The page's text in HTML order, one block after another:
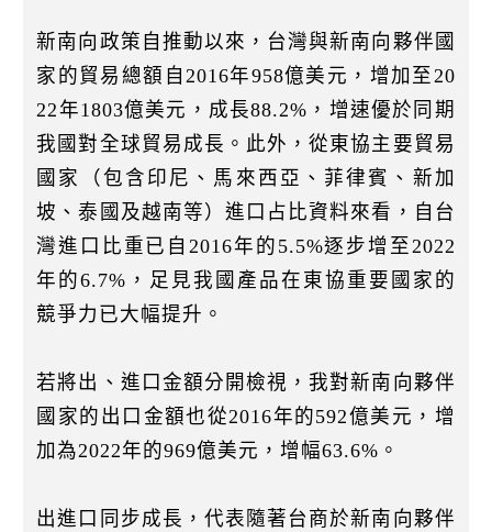
新南向政策自推動以來，台灣與新南向夥伴國
家的貿易總額自2016年958億美元，增加至20
22年1803億美元，成長88.2%，增速優於同期
我國對全球貿易成長。此外，從東協主要貿易
國家（包含印尼、馬來西亞、菲律賓、新加
坡、泰國及越南等）進口占比資料來看，自台
灣進口比重已自2016年的5.5%逐步增至2022
年的6.7%，足見我國產品在東協重要國家的
競爭力已大幅提升。
若將出、進口金額分開檢視，我對新南向夥伴
國家的出口金額也從2016年的592億美元，增
加為2022年的969億美元，增幅63.6%。
出進口同步成長，代表隨著台商於新南向夥伴